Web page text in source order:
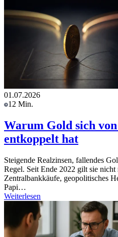
01.07.2026
12 Min.
Warum Gold sich
entkoppelt hat
Steigende Realzinsen, fallendes
Regel. Seit Ende 2022 gilt sie
Zentralbankkäufe, geopolitisches
Papi…
Weiterlesen